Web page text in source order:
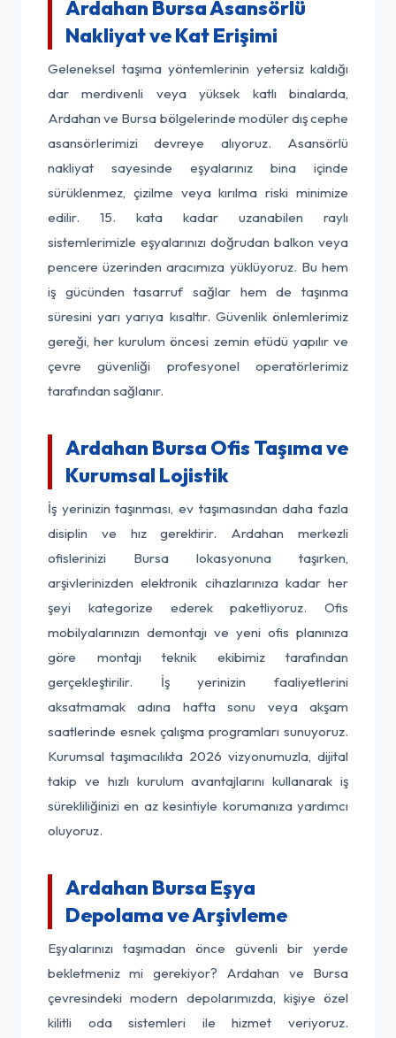
Ardahan Bursa Asansörlü
Nakliyat ve Kat Erişimi
Geleneksel taşıma yöntemlerinin yetersiz kaldığı
dar merdivenli veya yüksek katlı binalarda,
Ardahan ve Bursa bölgelerinde modüler dış cephe
asansörlerimizi devreye alıyoruz. Asansörlü
nakliyat sayesinde eşyalarınız bina içinde
sürüklenmez, çizilme veya kırılma riski minimize
edilir. 15. kata kadar uzanabilen raylı
sistemlerimizle eşyalarınızı doğrudan balkon veya
pencere üzerinden aracımıza yüklüyoruz. Bu hem
iş gücünden tasarruf sağlar hem de taşınma
süresini yarı yarıya kısaltır. Güvenlik önlemlerimiz
gereği, her kurulum öncesi zemin etüdü yapılır ve
çevre güvenliği profesyonel operatörlerimiz
tarafından sağlanır.
Ardahan Bursa Ofis Taşıma ve
Kurumsal Lojistik
İş yerinizin taşınması, ev taşımasından daha fazla
disiplin ve hız gerektirir. Ardahan merkezli
ofislerinizi Bursa lokasyonuna taşırken,
arşivlerinizden elektronik cihazlarınıza kadar her
şeyi kategorize ederek paketliyoruz. Ofis
mobilyalarınızın demontajı ve yeni ofis planınıza
göre montajı teknik ekibimiz tarafından
gerçekleştirilir. İş yerinizin faaliyetlerini
aksatmamak adına hafta sonu veya akşam
saatlerinde esnek çalışma programları sunuyoruz.
Kurumsal taşımacılıkta 2026 vizyonumuzla, dijital
takip ve hızlı kurulum avantajlarını kullanarak iş
sürekliliğinizi en az kesintiyle korumanıza yardımcı
oluyoruz.
Ardahan Bursa Eşya
Depolama ve Arşivleme
Eşyalarınızı taşımadan önce güvenli bir yerde
bekletmeniz mi gerekiyor? Ardahan ve Bursa
çevresindeki modern depolarımızda, kişiye özel
kilitli oda sistemleri ile hizmet veriyoruz.